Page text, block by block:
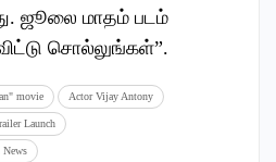
ஜூலை மாதம் படம்
சொல்லுங்கள்”.
movie Actor Vijay Antony
Launch